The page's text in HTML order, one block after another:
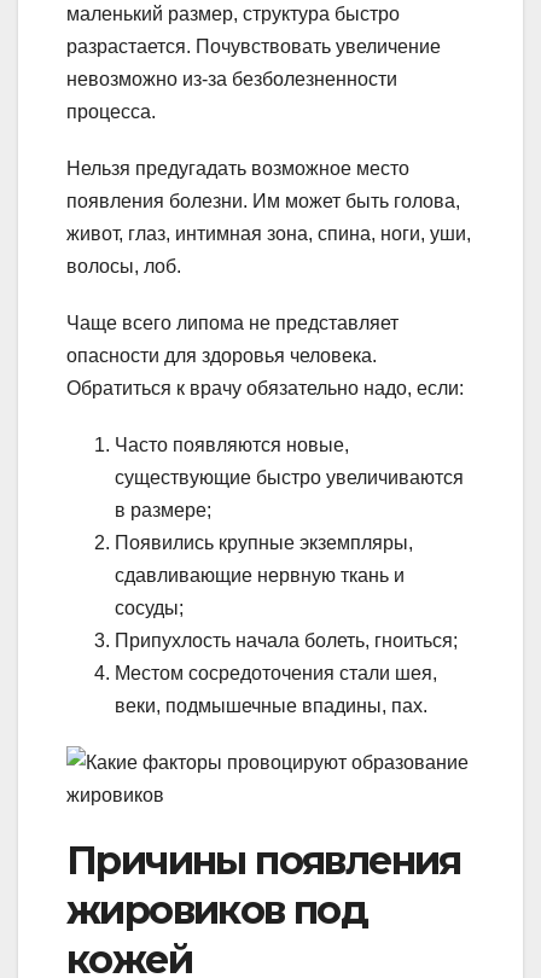
маленький размер, структура быстро
разрастается. Почувствовать увеличение
невозможно из-за безболезненности
процесса.
Нельзя предугадать возможное место
появления болезни. Им может быть голова,
живот, глаз, интимная зона, спина, ноги, уши,
волосы, лоб.
Чаще всего липома не представляет
опасности для здоровья человека.
Обратиться к врачу обязательно надо, если:
Часто появляются новые,
существующие быстро увеличиваются
в размере;
Появились крупные экземпляры,
сдавливающие нервную ткань и
сосуды;
Припухлость начала болеть, гноиться;
Местом сосредоточения стали шея,
веки, подмышечные впадины, пах.
Причины появления
жировиков под
кожей